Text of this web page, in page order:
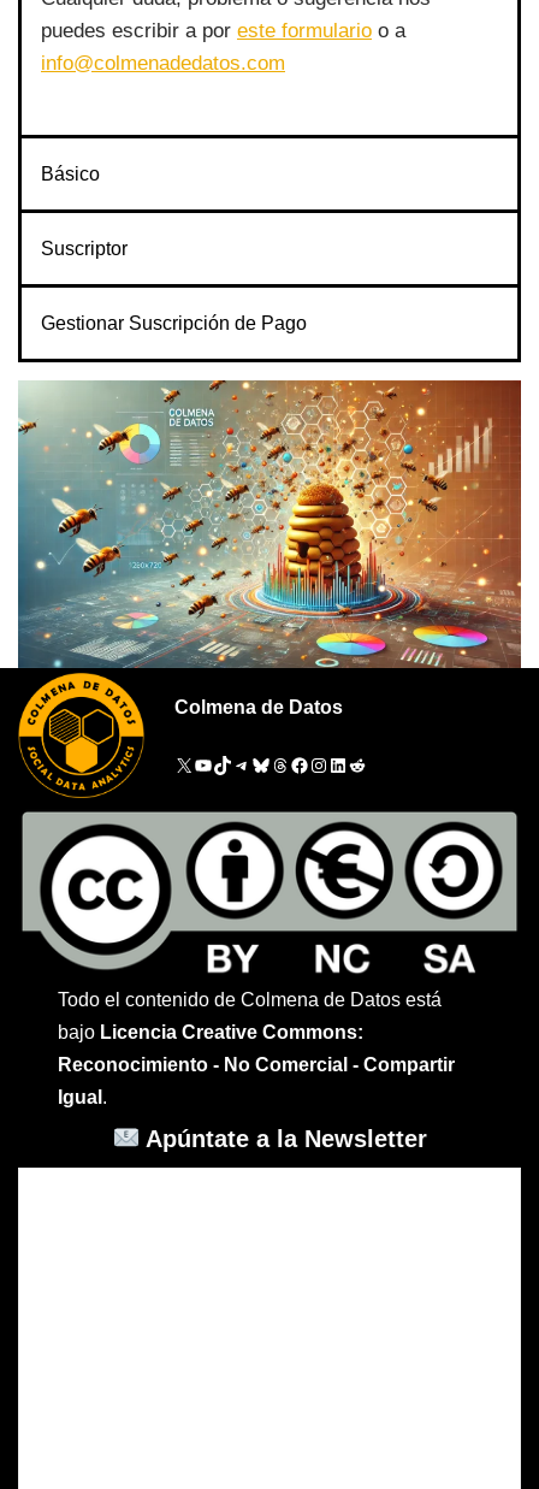
puedes escribir a por este formulario o a
info@colmenadedatos.com
Básico
Suscriptor
Gestionar Suscripción de Pago
Colmena de Datos
Todo el contenido de Colmena de Datos está
bajo Licencia Creative Commons:
Reconocimiento - No Comercial - Compartir
Igual .
Apúntate a la Newsletter